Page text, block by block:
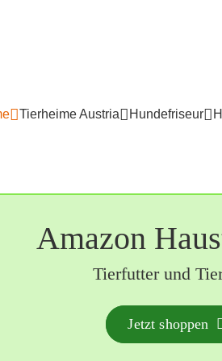
Tierheime Austria Hundefriseur
Amazon
Tierfutter und
Jetzt shoppen